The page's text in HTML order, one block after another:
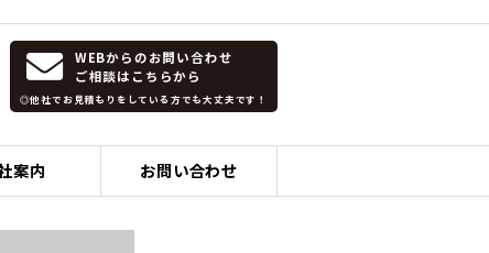
WEBからのお問い合わせ
ご相談はこちらから
◎他社でお見積もりをしている方でも大丈夫です！
案内 お問い合わせ